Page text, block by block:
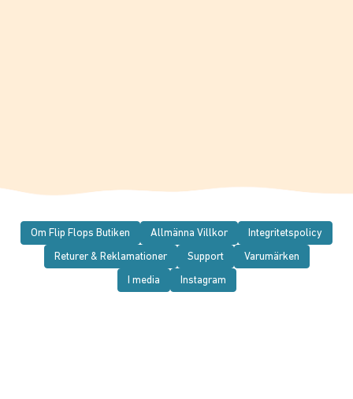
Om Flip Flops Butiken Allmänna Villkor
Integritetspolicy
Returer & Reklamationer
Support
Varumärken
I media
Instagram